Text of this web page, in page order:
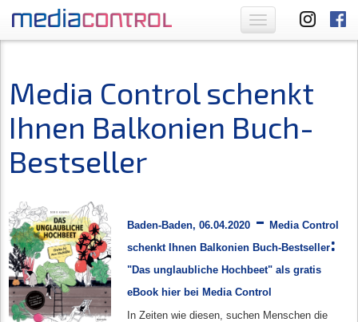
Toggle
navigation
Media Control schenkt
Ihnen Balkonien Buch-
Bestseller
Baden-Baden, 06.04.2020- Media Control
schenkt Ihnen Balkonien Buch-Bestseller:
"Das unglaubliche Hochbeet" als gratis
eBook hier bei Media Control
In Zeiten wie diesen, suchen Menschen die